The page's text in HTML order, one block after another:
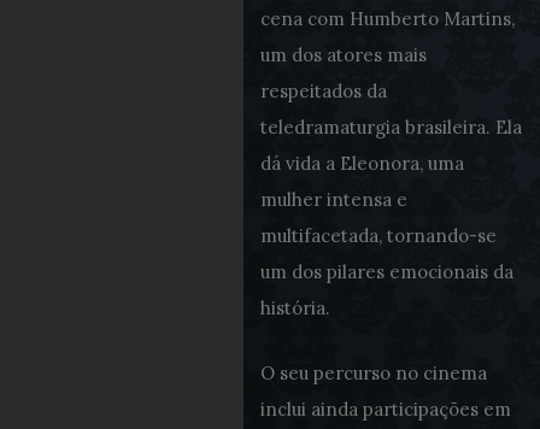
cena com Humberto Martins,
um dos atores mais
respeitados da
teledramaturgia brasileira. Ela
dá vida a Eleonora, uma
mulher intensa e
multifacetada, tornando-se
um dos pilares emocionais da
história.
O seu percurso no cinema
inclui ainda participações em